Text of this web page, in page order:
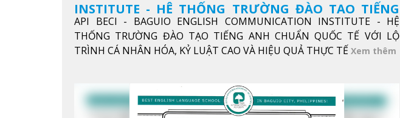
INSTITUTE - HỆ THỐNG TRƯỜNG ĐÀO TẠO TIẾNG
ANH CHUẨN QUỐC TẾ
API BECI - BAGUIO ENGLISH COMMUNICATION INSTITUTE - HỆ
THỐNG TRƯỜNG ĐÀO TẠO TIẾNG ANH CHUẨN QUỐC TẾ VỚI LỘ
TRÌNH CÁ NHÂN HÓA, KỶ LUẬT CAO VÀ HIỆU QUẢ THỰC TẾ Xem thêm